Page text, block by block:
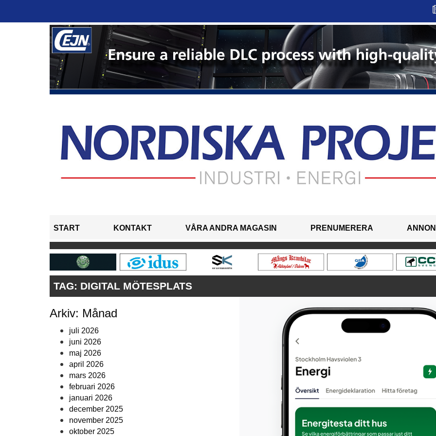
START KONTAKT VÅRA ANDRA MAGASIN PRENUMERERA
TAG: DIGITAL MÖTESPLATS
Arkiv: Månad
juli 2026
juni 2026
maj 2026
april 2026
mars 2026
februari 2026
januari 2026
december 2025
november 2025
oktober 2025